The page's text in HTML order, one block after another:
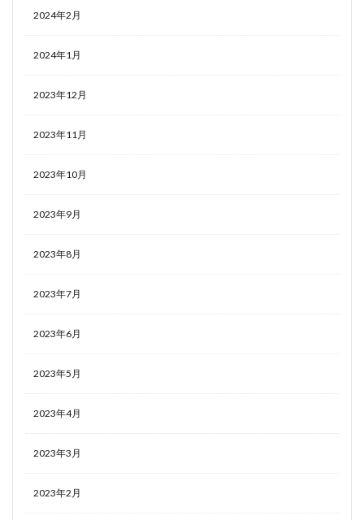
2024年2月
2024年1月
2023年12月
2023年11月
2023年10月
2023年9月
2023年8月
2023年7月
2023年6月
2023年5月
2023年4月
2023年3月
2023年2月